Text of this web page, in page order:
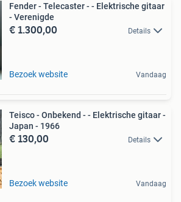
Fender - Telecaster - - Elektrische gitaar
- Verenigde
€ 1.300,00 Details
Bezoek website Vandaag
Teisco - Onbekend - - Elektrische gitaar -
Japan - 1966
€ 130,00 Details
Bezoek website Vandaag